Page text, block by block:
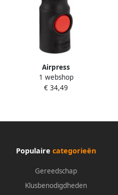
Airpress
Veiligheidskoppeling Type
Euro 1 2” buitendraad
1 webshop
€ 34,49
Populaire categorieën
Gereedschap
Klusbenodigdheden